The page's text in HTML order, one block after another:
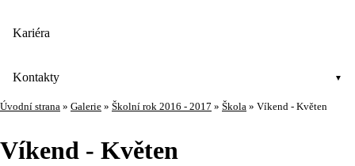
Kariéra
Kontakty
Úvodní strana » Galerie » Školní rok 2016 - 2017 » Škola » Víkend - Květen
Víkend - Květen